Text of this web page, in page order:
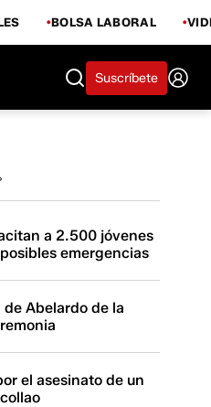
BOLSA LABORAL
Suscríbete
a 2.500 jóvenes
emergencias
de Abelardo de la
el asesinato de un